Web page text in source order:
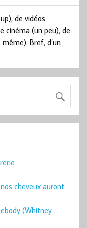
de vidéos
cinéma (un peu), de
Bref, d’un
cheveux auront
(Whitney